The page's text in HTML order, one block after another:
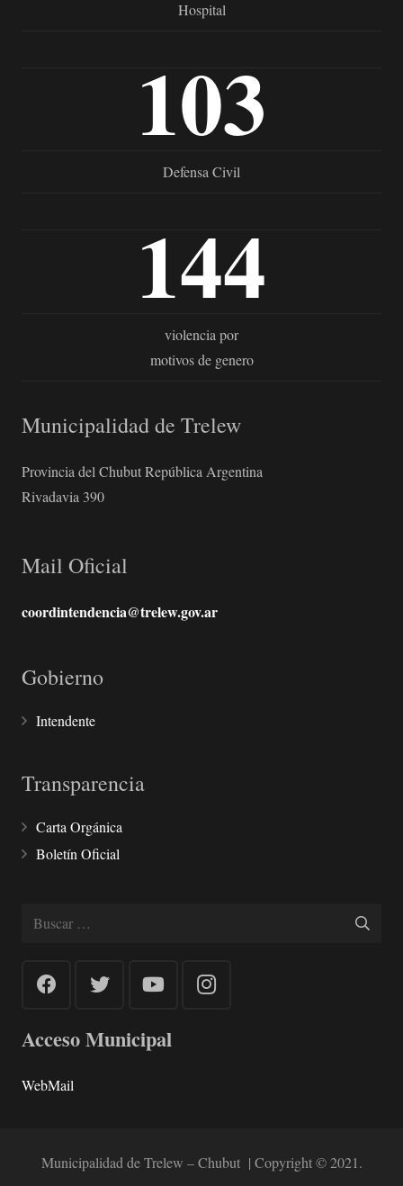
Hospital
103
Defensa Civil
144
violencia por
motivos de genero
Municipalidad de Trelew
Provincia del Chubut República Argentina
Rivadavia 390
Mail Oficial
coordintendencia@trelew.gov.ar
Gobierno
Intendente
Transparencia
Carta Orgánica
Boletín Oficial
Buscar:
Acceso Municipal
WebMail
Municipalidad de Trelew – Chubut | Copyright © 2021.